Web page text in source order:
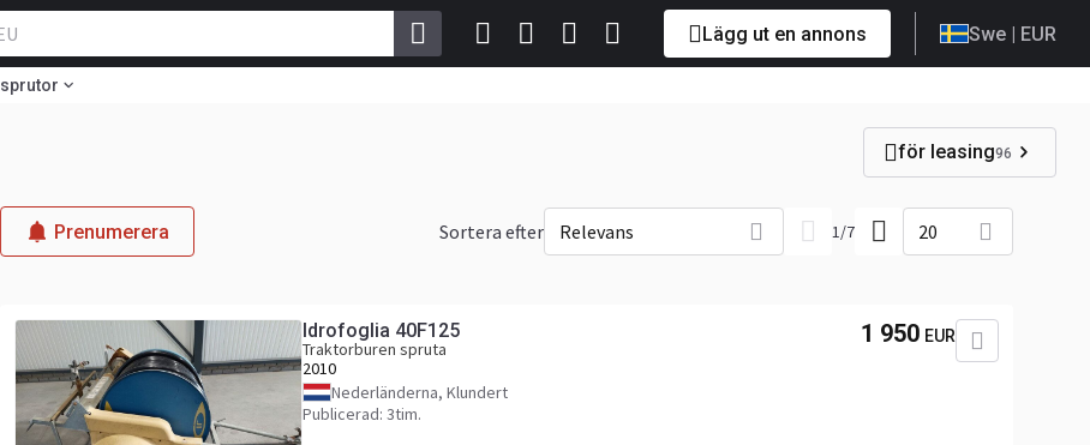
Lägg ut en annons Swe | EUR
för leasing96
Prenumerera Sortera efter Relevans 1/7 20
Idrofoglia 40F125
Traktorburen spruta
2010
Nederländerna, Klundert
Publicerad: 3tim.
1 950 EUR